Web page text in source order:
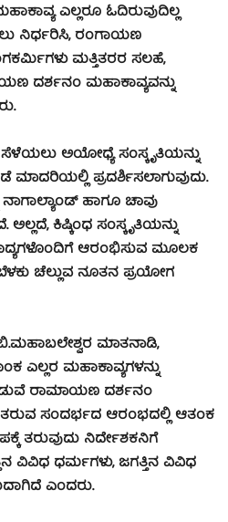
ಎಲ್ಲರೂ ಓದಿರುವುದಿಲ್ಲ
ನಿರ್ಧರಿಸಿ, ರಂಗಾಯಣ
ಮತ್ತಿತರರ ಸಲಹೆ,
ದರ್ಶನಂ ಮಹಾಕಾವ್ಯವನ್ನು
ಸೆಳೆಯಲು ಅಯೋಧ್ಯೆ ಸಂಸ್ಕೃತಿಯನ್ನು
ಮಾದರಿಯಲ್ಲಿ ಪ್ರದರ್ಶಿಸಲಾಗುವುದು.
ಹಾಗೂ ಚಾವು
ಕಿಷ್ಕಿಂಧ ಸಂಸ್ಕೃತಿಯನ್ನು
ಆರಂಭಿಸುವ ಮೂಲಕ
ಚೆಲ್ಲುವ ನೂತನ ಪ್ರಯೋಗ
ಮಾತನಾಡಿ,
ಎಲ್ಲರ ಮಹಾಕಾವ್ಯಗಳನ್ನು
ರಾಮಾಯಣ ದರ್ಶನಂ
ತರುವ ಸಂದರ್ಭದ ಆರಂಭದಲ್ಲಿ ಆತಂಕ
ತರುವುದು ನಿರ್ದೇಶಕನಿಗೆ
ವಿವಿಧ ಧರ್ಮಗಳು, ಜಗತ್ತಿನ ವಿವಿಧ
ಎಂದರು.